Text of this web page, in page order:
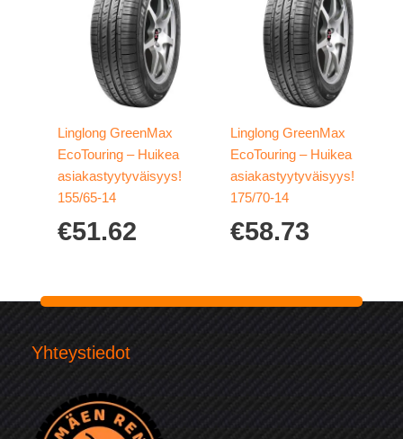
Linglong GreenMax
EcoTouring – Huikea
asiakastyytyväisyys!
155/65-14
€51.62
Linglong GreenMax
EcoTouring – Huikea
asiakastyytyväisyys!
175/70-14
€58.73
Yhteystiedot